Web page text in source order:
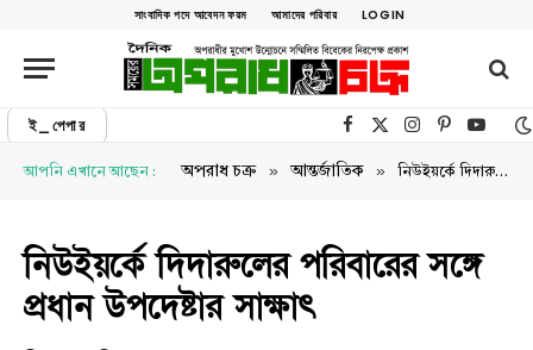
সাংবাদিক পদে আবেদন ফরম আমাদের পরিবার LOGIN
ই_পেপার Facebook
X (Twitter)Instagram
Pinterest
আপনি এখানে আছেন : অপরাধ চক্র » আন্তর্জাতিক » নিউইয়র্কে দিদারুলের পরিবারের সঙ্গে প্রধান উপদেষ্টার সাক্ষাৎ
নিউইয়র্কে দিদারুলের পরিবারের সঙ্গে
প্রধান উপদেষ্টার সাক্ষাৎ